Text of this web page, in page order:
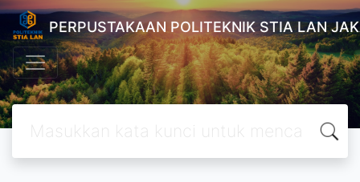
PERPUSTAKAAN POLITEKNIK STIA LAN